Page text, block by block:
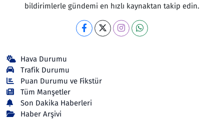
bildirimlerle gündemi en hızlı kaynaktan takip edin.
Hava Durumu
Trafik Durumu
Puan Durumu ve Fikstür
Tüm Manşetler
Son Dakika Haberleri
Haber Arşivi